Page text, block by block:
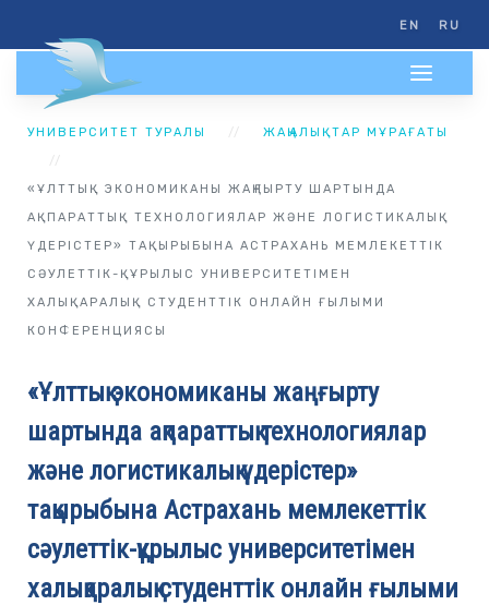
EN RU
УНИВЕРСИТЕТ ТУРАЛЫ ЖАҢАЛЫҚТАР МҰРАҒАТЫ
«ҰЛТТЫҚ ЭКОНОМИКАНЫ ЖАҢҒЫРТУ ШАРТЫНДА
АҚПАРАТТЫҚ ТЕХНОЛОГИЯЛАР ЖӘНЕ ЛОГИСТИКАЛЫҚ
ҮДЕРІСТЕР» ТАҚЫРЫБЫНА АСТРАХАНЬ МЕМЛЕКЕТТІК
СӘУЛЕТТІК-ҚҰРЫЛЫС УНИВЕРСИТЕТІМЕН
ХАЛЫҚАРАЛЫҚ СТУДЕНТТІК ОНЛАЙН ҒЫЛЫМИ
КОНФЕРЕНЦИЯСЫ
«Ұлттық экономиканы жаңғырту
шартында ақпараттық технологиялар
және логистикалық үдерістер»
тақырыбына Астрахань мемлекеттік
сәулеттік-құрылыс университетімен
халықаралық студенттік онлайн ғылыми